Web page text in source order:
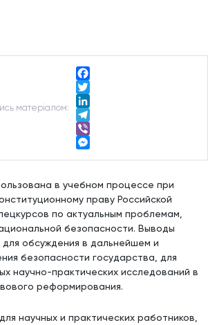
матерiалом:
Facebook
Twitter
LinkedIn
Telegram
Viber
в учебном процессе при
праву Российской
по актуальным проблемам,
безопасности. Выводы
обсуждения в дальнейшем и
безопасности государства, для
научно-практических исследований в
реформирования.
научных и практических работников,